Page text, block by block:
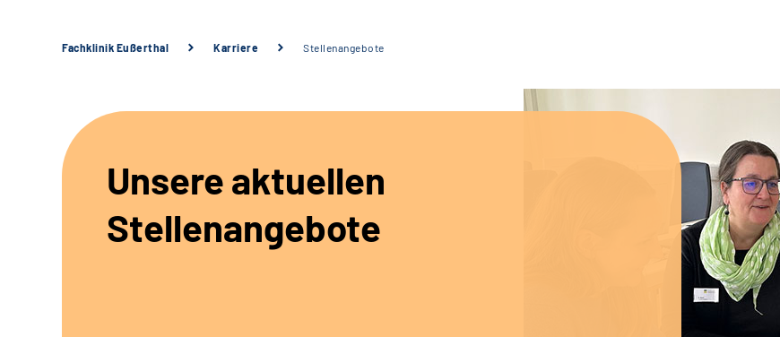
Fachklinik Eußerthal Karriere Stellenangebote
Unsere aktuellen
Stellenangebote